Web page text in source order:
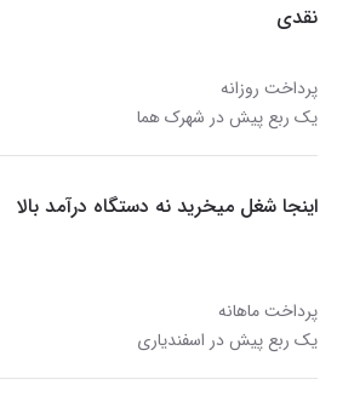
نقدی
پرداخت روزانه
یک ربع پیش در شهرک هما
اینجا شغل میخرید نه دستگاه درآمد بالا
پرداخت ماهانه
یک ربع پیش در اسفندیاری